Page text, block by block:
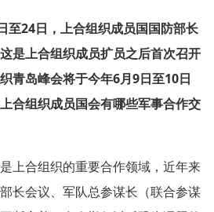
至24日，上合组织成员国国防部长
是上合组织成员扩员之后首次召开
青岛峰会将于今年6月9日至10日
合组织成员国会有哪些军事合作交
上合组织的重要合作领域，近年来
长会议、军队总参谋长（联合参谋